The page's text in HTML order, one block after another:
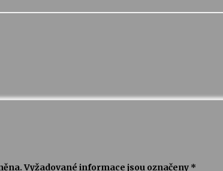
Vyžadované informace jsou označeny *